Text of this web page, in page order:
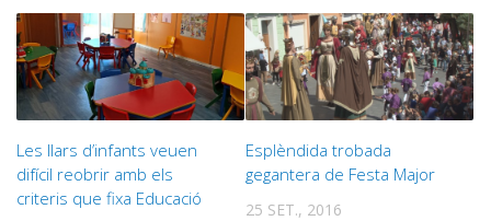
Les llars d’infants veuen
difícil reobrir amb els
criteris que fixa Educació
Esplèndida trobada
gegantera de Festa Major
25 SET., 2016